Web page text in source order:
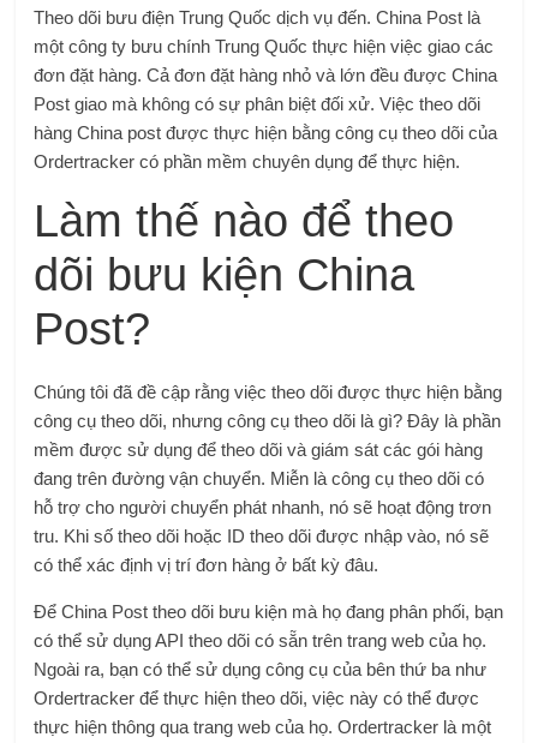
Theo dõi bưu điện Trung Quốc dịch vụ đến. China Post là
một công ty bưu chính Trung Quốc thực hiện việc giao các
đơn đặt hàng. Cả đơn đặt hàng nhỏ và lớn đều được China
Post giao mà không có sự phân biệt đối xử. Việc theo dõi
hàng China post được thực hiện bằng công cụ theo dõi của
Ordertracker có phần mềm chuyên dụng để thực hiện.
Làm thế nào để theo
dõi bưu kiện China
Post?
Chúng tôi đã đề cập rằng việc theo dõi được thực hiện bằng
công cụ theo dõi, nhưng công cụ theo dõi là gì? Đây là phần
mềm được sử dụng để theo dõi và giám sát các gói hàng
đang trên đường vận chuyển. Miễn là công cụ theo dõi có
hỗ trợ cho người chuyển phát nhanh, nó sẽ hoạt động trơn
tru. Khi số theo dõi hoặc ID theo dõi được nhập vào, nó sẽ
có thể xác định vị trí đơn hàng ở bất kỳ đâu.
Để China Post theo dõi bưu kiện mà họ đang phân phối, bạn
có thể sử dụng API theo dõi có sẵn trên trang web của họ.
Ngoài ra, bạn có thể sử dụng công cụ của bên thứ ba như
Ordertracker để thực hiện theo dõi, việc này có thể được
thực hiện thông qua trang web của họ. Ordertracker là một